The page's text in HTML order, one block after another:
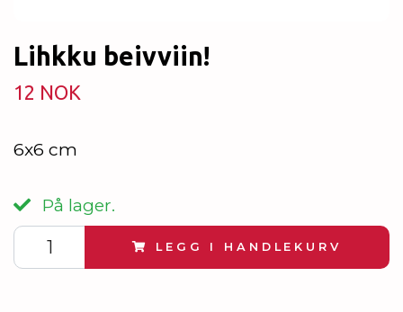
Lihkku beivviin!
12 NOK
6x6 cm
På lager.
LEGG I HANDLEKURV